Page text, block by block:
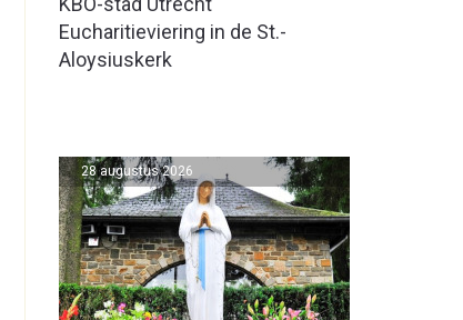
Eucharitieviering in de St.-
Aloysiuskerk
28 augustus 2026